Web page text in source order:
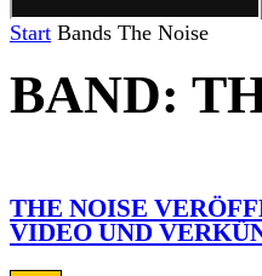
Start Bands The Noise
BAND:
THE NOISE
VIDEO UND